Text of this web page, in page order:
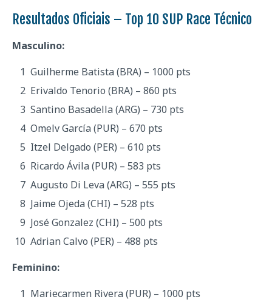
Resultados Oficiais – Top 10 SUP Race Técnico
Masculino:
Guilherme Batista (BRA) – 1000 pts
Erivaldo Tenorio (BRA) – 860 pts
Santino Basadella (ARG) – 730 pts
Omelv García (PUR) – 670 pts
Itzel Delgado (PER) – 610 pts
Ricardo Ávila (PUR) – 583 pts
Augusto Di Leva (ARG) – 555 pts
Jaime Ojeda (CHI) – 528 pts
José Gonzalez (CHI) – 500 pts
Adrian Calvo (PER) – 488 pts
Feminino:
Mariecarmen Rivera (PUR) – 1000 pts